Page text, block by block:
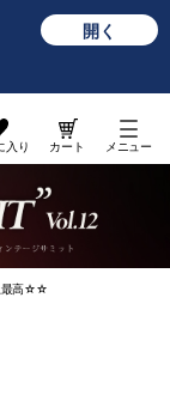
開く
入り カート メニュー
高☆☆